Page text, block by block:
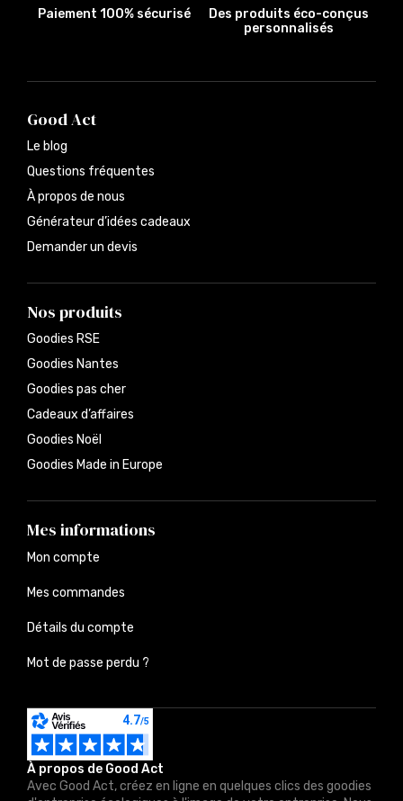
Paiement 100% sécurisé
Des produits éco-conçus
personnalisés
À propos de Good Act
Avec Good Act, créez en ligne en quelques clics des goodies
Good Act
Le blog
Questions fréquentes
À propos de nous
Générateur d’idées cadeaux
Demander un devis
Nos produits
Goodies RSE
Goodies Nantes
Goodies pas cher
Cadeaux d’affaires
Goodies Noël
Goodies Made in Europe
Mes informations
Mon compte
Mes commandes
Détails du compte
Mot de passe perdu ?